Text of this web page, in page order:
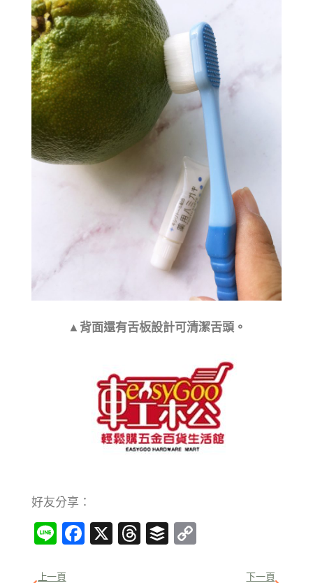
▲背面還有舌板設計可清潔舌頭。
好友分享：
LineFacebook
X Threads
Buffer
上一頁 下一頁